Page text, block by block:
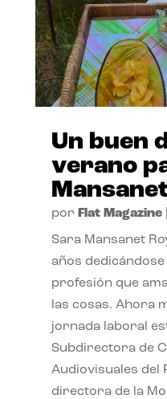
Un buen
verano
por Flat Magazine|
Sara Mansanet
años
profesión que
las cosas. Ahora
jornada laboral
Subdirectora de
Audiovisuales del
directora de la